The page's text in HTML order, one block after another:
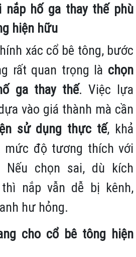
nắp hố ga thay thế phù
hiện hữu
xác cổ bê tông, bước
rất quan trọng là chọn
ga thay thế. Việc lựa
vào giá thành mà cần
sử dụng thực tế, khả
mức độ tương thích với
chọn sai, dù kích
nắp vẫn dễ bị kênh,
hư hỏng.
cho cổ bê tông hiện